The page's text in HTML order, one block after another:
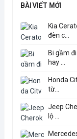
BÀI VIẾT MỚI
Kia
đèn c...
Bi gầm
hay ...
Honda
từ...
Jeep
lộ ...